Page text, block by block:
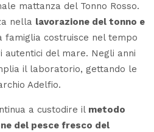
mattanza del Tonno Rosso.
nella lavorazione del tonno e
famiglia costruisce nel tempo
autentici del mare. Negli anni
il laboratorio, gettando le
Adelfio.
a custodire il metodo
del pesce fresco del